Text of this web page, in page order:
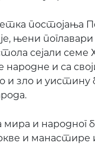
постојања
њени
сејали семе
народне и са
и зло и уистину
и народног
и манастире